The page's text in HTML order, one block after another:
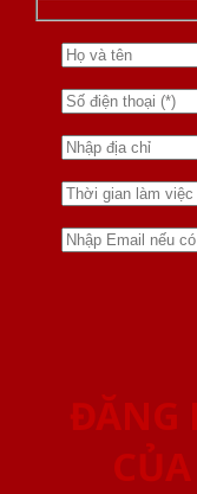
ĐĂNG